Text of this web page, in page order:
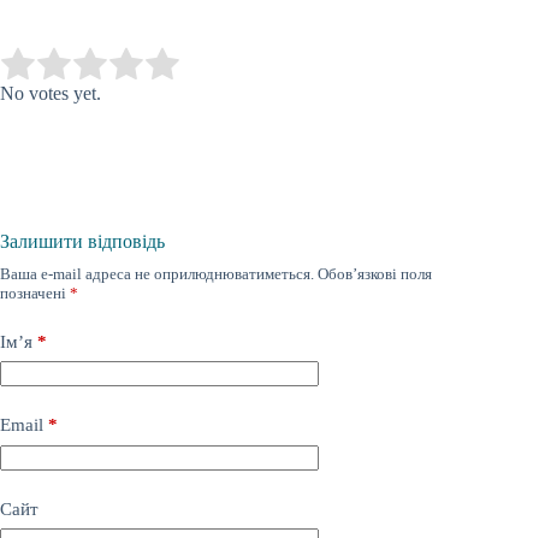
Rate this item:
No votes yet.
Залишити відповідь
Ваша e-mail адреса не оприлюднюватиметься. Обов’язкові поля
позначені *
Ім’я *
Email *
Сайт